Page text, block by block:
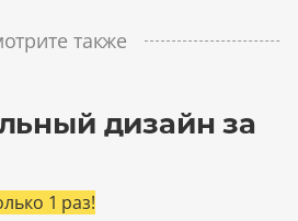
также
дизайн за
1 раз!